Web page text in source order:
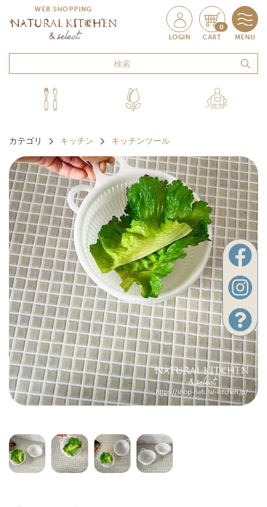
WEB SHOPPING
LOGIN
0
CART MENU
カテゴリ キッチン キッチンツール